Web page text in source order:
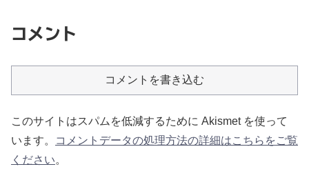
コメント
コメントを書き込む
このサイトはスパムを低減するために Akismet を使って
います。
コメントデータの処理方法の詳細はこちらをご覧
ください。